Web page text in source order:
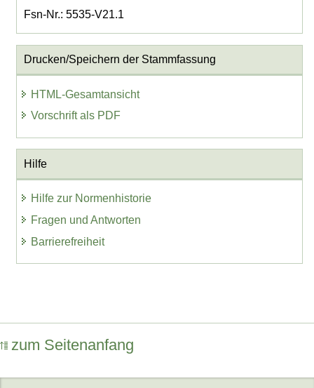
Fsn-Nr.: 5535-V21.1
Drucken/Speichern der Stammfassung
HTML-Gesamtansicht
Vorschrift als PDF
Hilfe
Hilfe zur Normenhistorie
Fragen und Antworten
Barrierefreiheit
zum Seitenanfang